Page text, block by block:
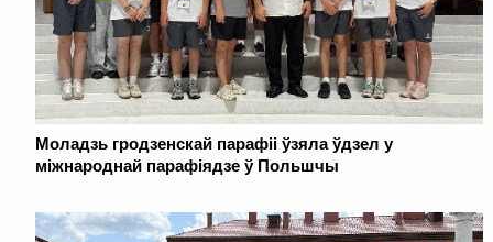
Моладзь гродзенскай парафіі ўзяла ўдзел у
міжнароднай парафіядзе ў Польшчы